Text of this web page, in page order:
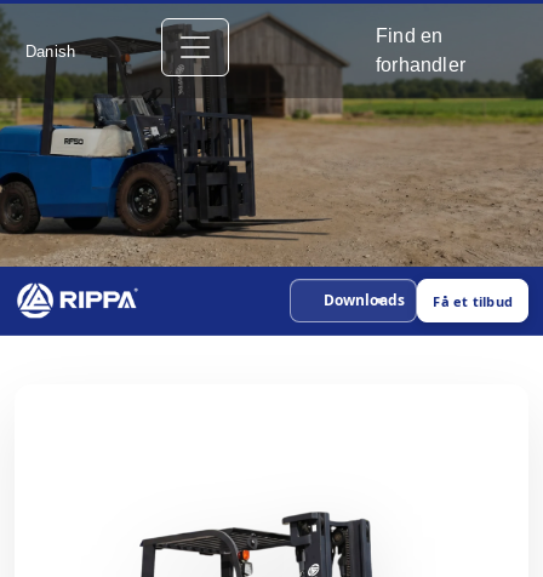
Danish
Find en
forhandler
Downloads Få et tilbud